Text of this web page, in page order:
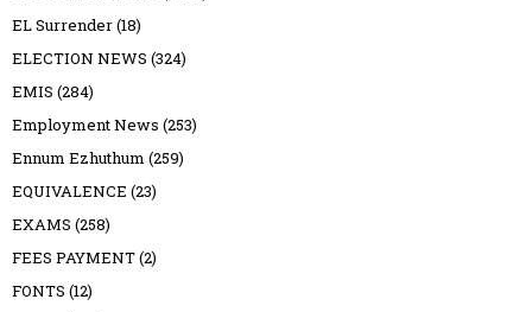
EL Surrender(18)
ELECTION NEWS (324)
EMIS (284)
Employment News (253)
Ennum Ezhuthum (259)
EQUIVALENCE (23)
EXAMS (258)
FEES PAYMENT(2)
FONTS (12)